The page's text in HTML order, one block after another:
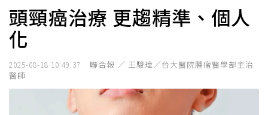
頭頸癌治療 更趨精準、個人
化
2025-08-18 10:49:37
聯合報 ／ 王駿瑋／台大醫院腫瘤醫學部主治
醫師